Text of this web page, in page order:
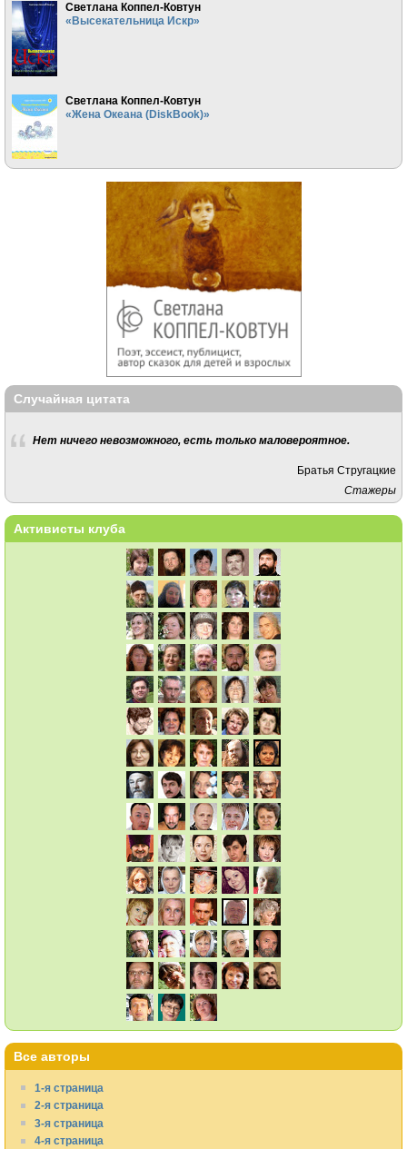
Светлана Коппел-Ковтун
«Высекательница Искр»
Светлана Коппел-Ковтун
«Жена Океана (DiskBook)»
Случайная цитата
Нет ничего невозможного, есть только маловероятное.
Братья Стругацкие
Стажеры
Активисты клуба
Все авторы
1-я страница
2-я страница
3-я страница
4-я страница